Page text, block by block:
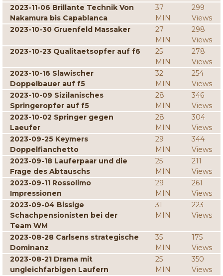
2023-11-06 Brillante Technik Von
Nakamura bis Capablanca
37
MIN
299
Views
2023-10-30 Gruenfeld Massaker
27
MIN
298
Views
2023-10-23 Qualitaetsopfer auf f6
25
MIN
278
Views
2023-10-16 Slawischer
Doppelbauer auf f5
32
MIN
254
Views
2023-10-09 Sizilanisches
Springeropfer auf f5
28
MIN
346
Views
2023-10-02 Springer gegen
Laeufer
28
MIN
304
Views
2023-09-25 Keymers
Doppelfianchetto
29
MIN
344
Views
2023-09-18 Lauferpaar und die
Frage des Abtauschs
25
MIN
211
Views
2023-09-11 Rossolimo
Impressionen
29
MIN
261
Views
2023-09-04 Bissige
Schachpensionisten bei der
Team WM
31
MIN
223
Views
2023-08-28 Carlsens strategische
Dominanz
35
MIN
175
Views
2023-08-21 Drama mit
ungleichfarbigen Laufern
25
MIN
350
Views